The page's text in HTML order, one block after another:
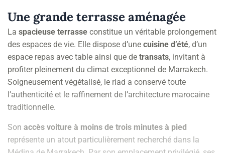
Une grande terrasse aménagée
La spacieuse terrasse constitue un véritable prolongement
des espaces de vie. Elle dispose d’une cuisine d’été, d’un
espace repas avec table ainsi que de transats, invitant à
profiter pleinement du climat exceptionnel de Marrakech.
Soigneusement végétalisé, le riad a conservé toute
l’authenticité et le raffinement de l’architecture marocaine
traditionnelle.
Son accès voiture à moins de trois minutes à pied
représente un atout particulièrement recherché dans la